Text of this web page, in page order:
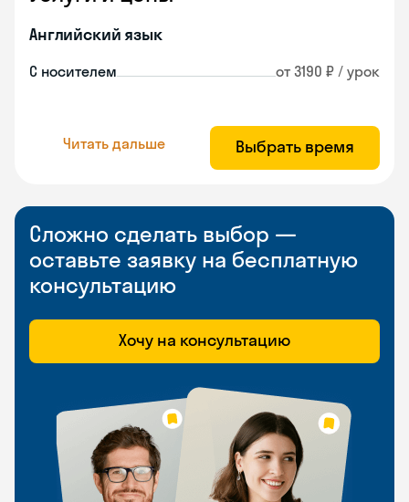
Английский язык
С носителем от 3190 ₽ / урок
Читать дальше Выбрать время
Сложно сделать выбор —
оставьте заявку на бесплатную
консультацию
Хочу на консультацию